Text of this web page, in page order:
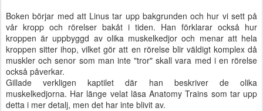
Boken börjar med att Linus tar upp bakgrunden och hur vi sett på
vår kropp och rörelser bakåt i tiden. Han förklarar också hur
kroppen är uppbyggd av olika muskelkedjor och menar att hela
kroppen sitter ihop, vilket gör att en rörelse blir väldigt komplex då
muskler och senor som man inte "tror" skall vara med i en rörelse
också påverkar.
Gillade verkligen kaptilet där han beskriver de olika
muskelkedjorna. Har länge velat läsa Anatomy Trains som tar upp
detta i mer detalj, men det har inte blivit av.